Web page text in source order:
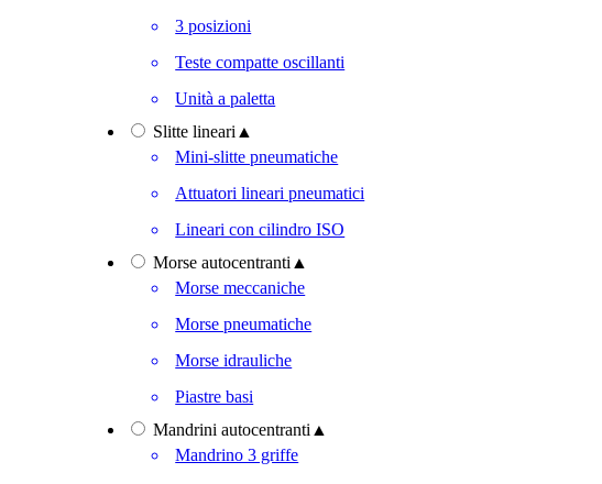
3 posizioni
Teste compatte oscillanti
Unità a paletta
Slitte lineari ▲
Mini-slitte pneumatiche
Attuatori lineari pneumatici
Lineari con cilindro ISO
Morse autocentranti ▲
Morse meccaniche
Morse pneumatiche
Morse idrauliche
Piastre basi
Mandrini autocentranti ▲
Mandrino 3 griffe